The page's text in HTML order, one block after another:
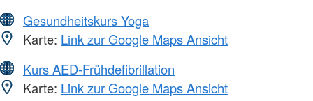
Gesundheitskurs Yoga
Karte: Link zur Google Maps Ansicht
Kurs AED-Frühdefibrillation
Karte: Link zur Google Maps Ansicht